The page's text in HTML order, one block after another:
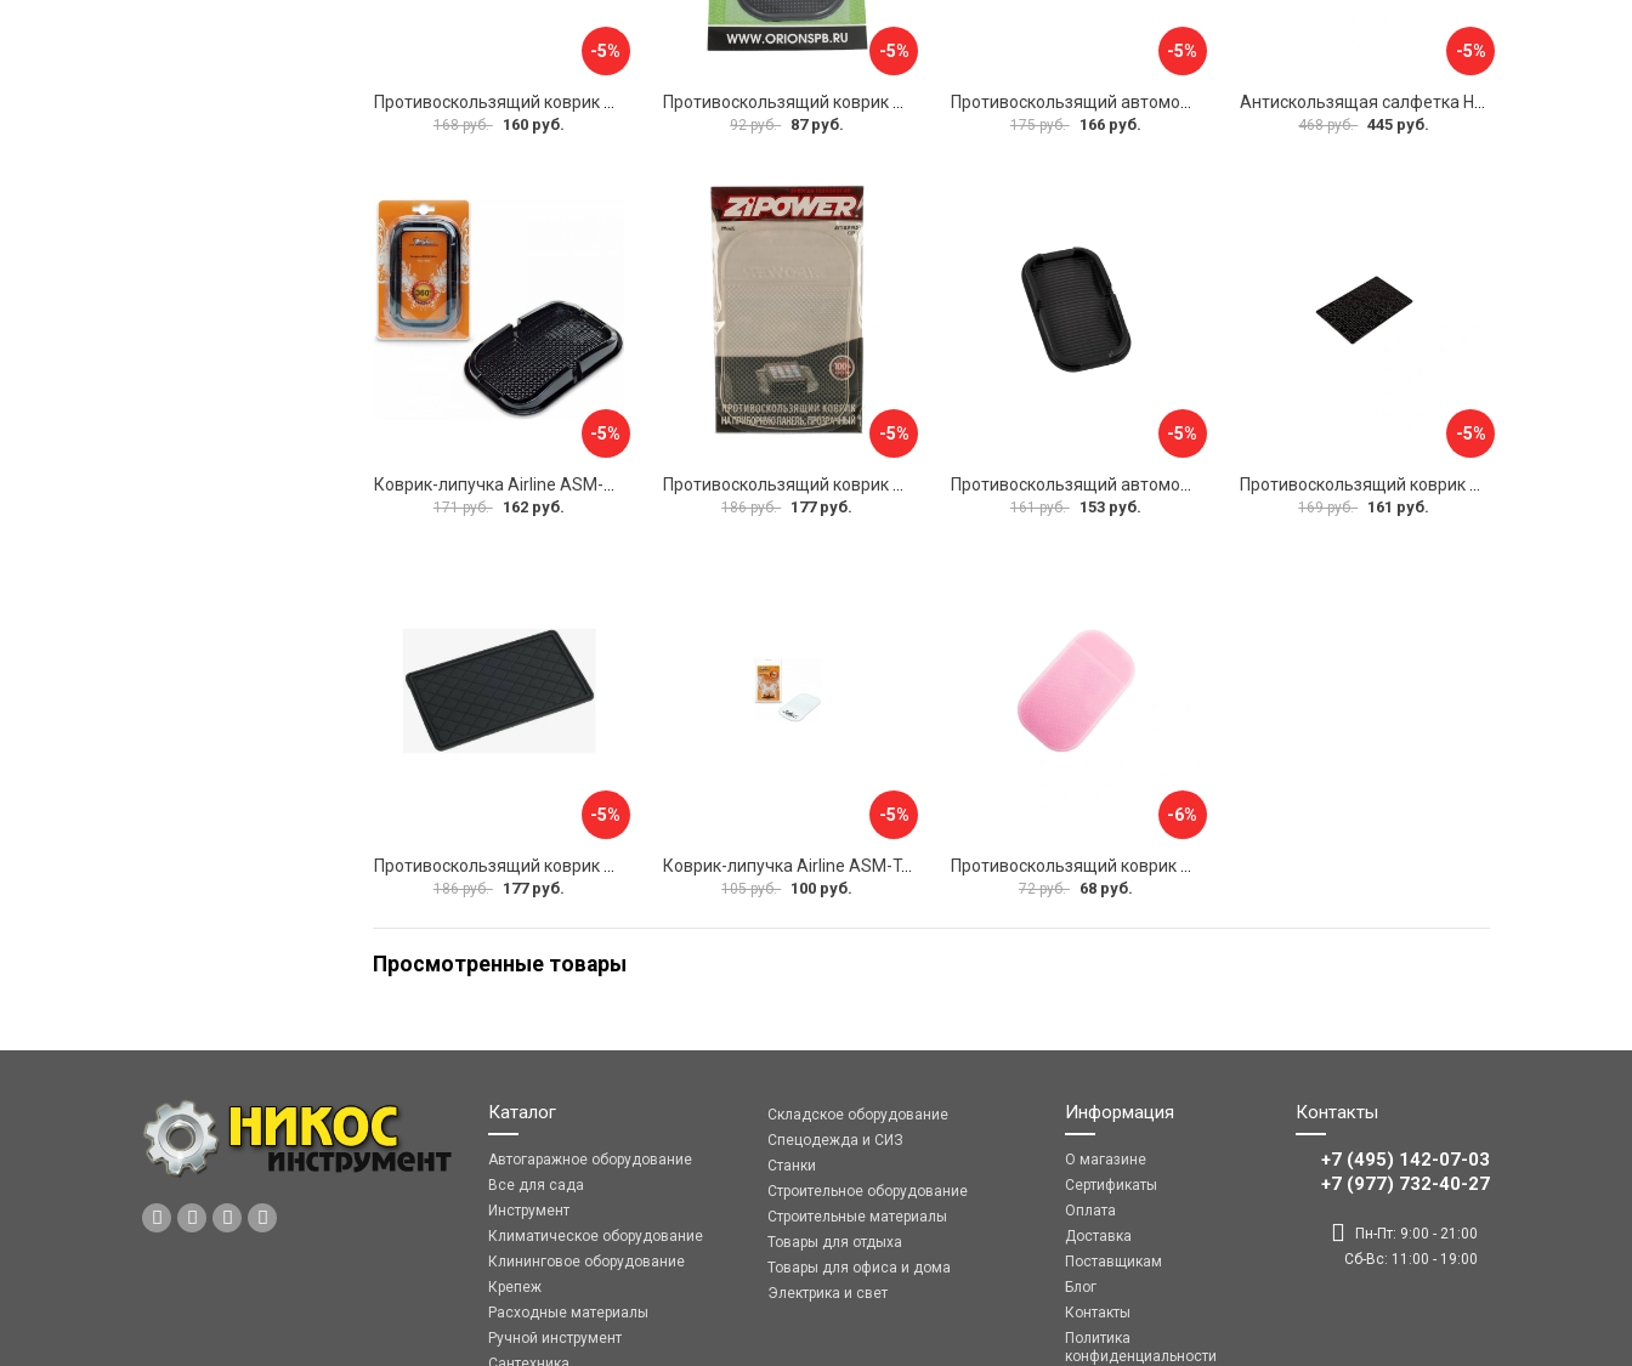
-5%
Противоскользящий коврик на панель SKYWAY S00401029
168 руб. 160 руб.
-5%
Противоскользящий коврик Вымпел КП-02 9204
92 руб. 87 руб.
-5%
Противоскользящий автомобильный коврик панели SKYWAY S00401013
175 руб. 166 руб.
-5%
Антискользящая салфетка HomeQueen 72513
468 руб. 445 руб.
-5%
171 руб. 162 руб.
-5%
186 руб. 177 руб.
-5%
161 руб. 153 руб.
-5%
169 руб. 161 руб.
-5%
186 руб. 177 руб.
-5%
Коврик-липучка Airline ASM-T-02
105 руб. 100 руб.
-6%
72 руб. 68 руб.
Просмотренные товары
Каталог
Автогаражное оборудование
Все для сада
Инструмент
Климатическое оборудование
Клининговое оборудование
Крепеж
Расходные материалы
Ручной инструмент
Складское оборудование
Спецодежда и СИЗ
Станки
Строительное оборудование
Строительные материалы
Товары для отдыха
Товары для офиса и дома
Электрика и свет
Информация
О магазине
Сертификаты
Оплата
Доставка
Поставщикам
Блог
Контакты
Политика
конфиденциальности
Контакты
+7 (495) 142-07-03
‎‎+7 (977) 732-40-27
Пн-Пт: 9:00 - 21:00
Сб-Вс: 11:00 - 19:00